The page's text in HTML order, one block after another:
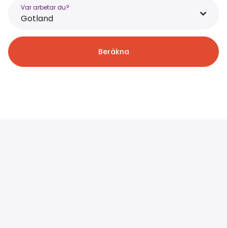
Var arbetar du?
Gotland
Beräkna